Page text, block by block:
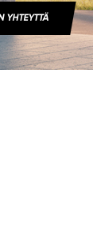
YHTEYTTÄ